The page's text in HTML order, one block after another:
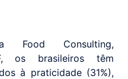
Food Consulting,
os brasileiros têm
à praticidade (31%),